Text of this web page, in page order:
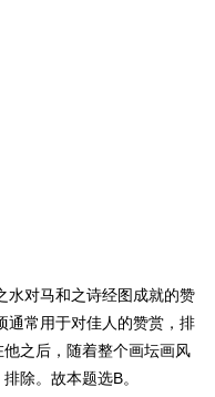
对马和之诗经图成就的赞
通常用于对佳人的赞赏，排
之后，随着整个画坛画风
除。故本题选B。